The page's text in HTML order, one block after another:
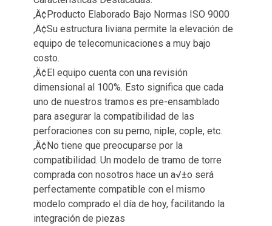
‚Ä¢Producto Elaborado Bajo Normas ISO 9000
‚Ä¢Su estructura liviana permite la elevación de
equipo de telecomunicaciones a muy bajo
costo.
‚Ä¢El equipo cuenta con una revisión
dimensional al 100%. Esto significa que cada
uno de nuestros tramos es pre-ensamblado
para asegurar la compatibilidad de las
perforaciones con su perno, niple, cople, etc.
‚Ä¢No tiene que preocuparse por la
compatibilidad. Un modelo de tramo de torre
comprada con nosotros hace un a√±o será
perfectamente compatible con el mismo
modelo comprado el día de hoy, facilitando la
integración de piezas